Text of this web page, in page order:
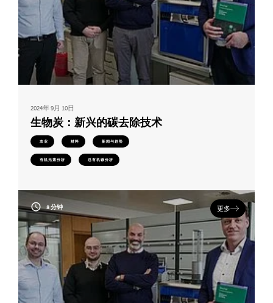
2024年 9月 10日
生物炭：新兴的碳去除技术
农业 材料 新闻与趋势
有机元素分析 总有机碳分析
8 分钟 更多